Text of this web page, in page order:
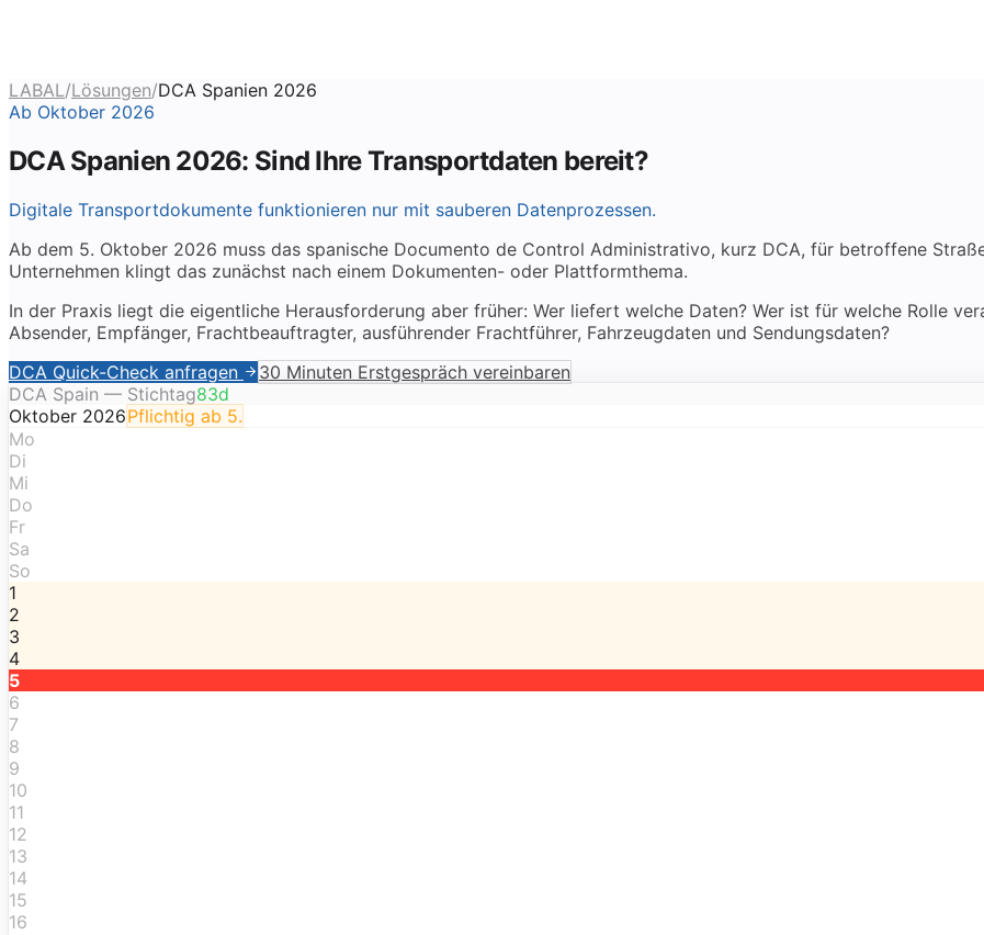
LABAL/Lösungen/DCA Spanien 2026
Ab Oktober 2026
DCA Spanien 2026: Sind Ihre Transportdaten bereit?
Digitale Transportdokumente funktionieren nur mit sauberen Datenprozessen.
Ab dem 5. Oktober 2026 muss das spanische Documento de Control Administrativo, kurz DCA, für betroffene
Unternehmen klingt das zunächst nach einem Dokumenten- oder Plattformthema.
In der Praxis liegt die eigentliche Herausforderung aber früher: Wer liefert welche Daten? Wer ist für welche Rolle
Absender, Empfänger, Frachtbeauftragter, ausführender Frachtführer, Fahrzeugdaten und Sendungsdaten?
DCA Quick-Check anfragen
30 Minuten Erstgespräch vereinbaren
DCA Spain — Stichtag83d
Oktober 2026Pflichtig ab 5.
Mo
Di
Mi
Do
Fr
Sa
So
1
2
3
4
5
6
7
8
9
10
11
12
13
14
15
16